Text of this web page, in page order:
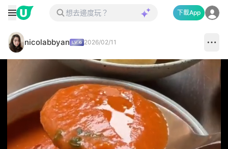
下載App
nicolabbyan 2026/02/11